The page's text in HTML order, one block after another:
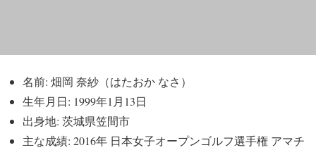
名前: 畑岡 奈紗（はたおか なさ）
生年月日: 1999年1月13日
出身地: 茨城県笠間市
主な成績: 2016年 日本女子オープンゴルフ選手権 アマチ